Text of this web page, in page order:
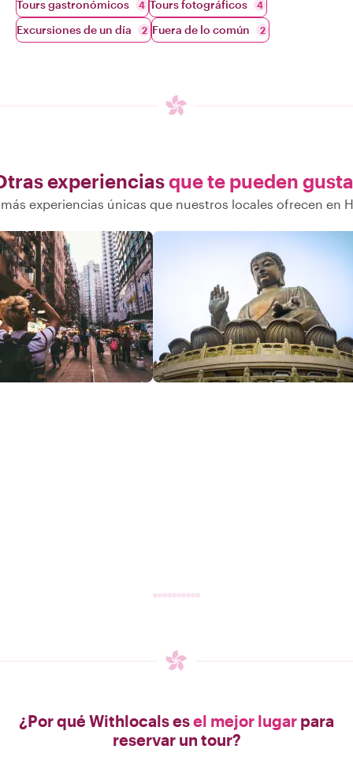
Tours gastronómicos 4 Tours fotográficos 4
Excursiones de un día 2 Fuera de lo común 2
experienciasque te pueden
experiencias únicas que nuestros locales ofrecen en
¿Por qué Withlocals esel mejor lugar para
reservar un tour?